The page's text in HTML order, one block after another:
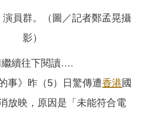
演員群。（圖／記者鄭孟晃攝
影）
繼續往下閱讀….
事》昨（5）日驚傳遭香港國
放映，原因是「未能符合電